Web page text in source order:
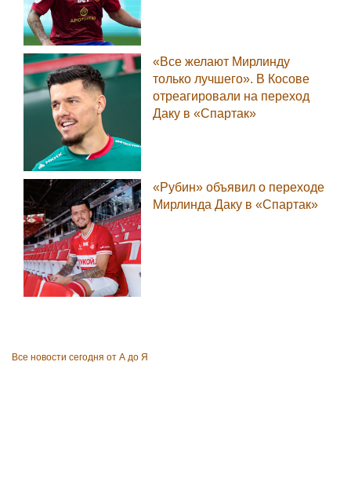
«Все желают Мирлинду
только лучшего». В Косове
отреагировали на переход
Даку в «Спартак»
«Рубин» объявил о переходе
Мирлинда Даку в «Спартак»
Все новости сегодня от А до Я